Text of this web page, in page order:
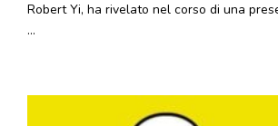
Robert Yi, ha rivelato nel corso di una
…